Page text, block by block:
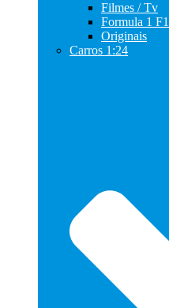
Filmes / Tv
Formula 1 F1
Originais
Carros 1:24